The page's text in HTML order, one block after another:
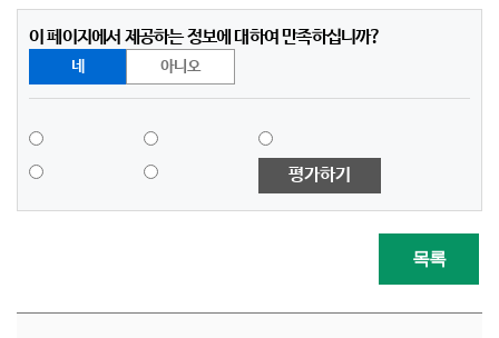
이 페이지에서 제공하는 정보에 대하여 만족하십니까?
네 아니오
평가하기
목록